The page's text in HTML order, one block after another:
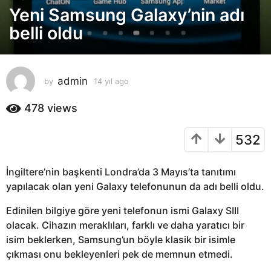
4
y
ı
l
a
g
1
l
a
o
Yeni Samsung Galaxy’nin adı
belli oldu
by admin 14 yıl ago
478 views
532
İngiltere’nin başkenti Londra’da 3 Mayıs’ta tanıtımı
yapılacak olan yeni Galaxy telefonunun da adı belli oldu.
Edinilen bilgiye göre yeni telefonun ismi Galaxy SIII
olacak. Cihazın meraklıları, farklı ve daha yaratıcı bir
isim beklerken, Samsung’un böyle klasik bir isimle
çıkması onu bekleyenleri pek de memnun etmedi.